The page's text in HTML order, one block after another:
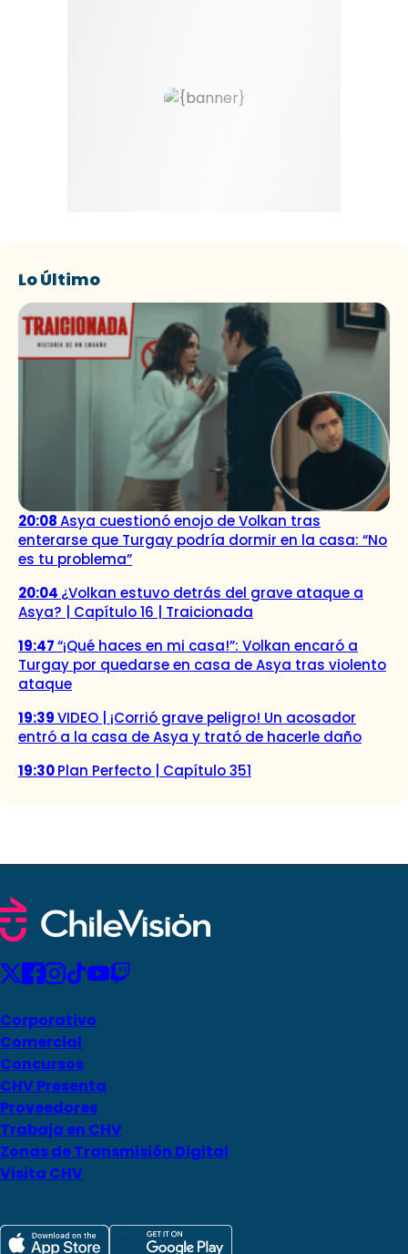
Lo Último
20:08Asya cuestionó enojo de Volkan tras
enterarse que Turgay podría dormir en la casa: “No
es tu problema”
20:04 ¿Volkan estuvo detrás del grave ataque a
Asya? | Capítulo 16 | Traicionada
19:47“¡Qué haces en mi casa!”: Volkan encaró a
Turgay por quedarse en casa de Asya tras violento
ataque
19:39VIDEO | ¡Corrió grave peligro! Un acosador
entró a la casa de Asya y trató de hacerle daño
19:30Plan Perfecto | Capítulo 351
Corporativo
Comercial
Concursos
CHV Presenta
Proveedores
Trabaja en CHV
Zonas de Transmisión Digital
Visita CHV